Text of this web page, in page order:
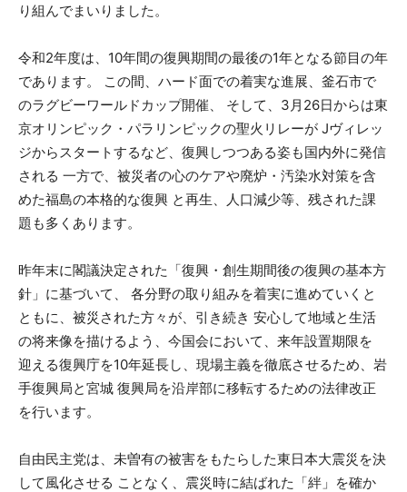
り組んでまいりました。
令和2年度は、10年間の復興期間の最後の1年となる節目の年
であります。 この間、ハード面での着実な進展、釜石市で
のラグビーワールドカップ開催、 そして、3月26日からは東
京オリンピック・パラリンピックの聖火リレーが Jヴィレッ
ジからスタートするなど、復興しつつある姿も国内外に発信
される 一方で、被災者の心のケアや廃炉・汚染水対策を含
めた福島の本格的な復興 と再生、人口減少等、残された課
題も多くあります。
昨年末に閣議決定された「復興・創生期間後の復興の基本方
針」に基づいて、 各分野の取り組みを着実に進めていくと
ともに、被災された方々が、引き続き 安心して地域と生活
の将来像を描けるよう、今国会において、来年設置期限を
迎える復興庁を10年延⻑し、現場主義を徹底させるため、岩
手復興局と宮城 復興局を沿岸部に移転するための法律改正
を行います。
自由⺠主党は、未曽有の被害をもたらした東日本大震災を決
して風化させる ことなく、震災時に結ばれた「絆」を確か